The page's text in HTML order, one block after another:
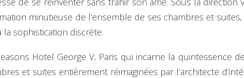
minutieuse de l’ensemble de ses chambres et
sophistication discrète.
Hotel George V, Paris qui incarne la quintessence
et suites entièrement réimaginées par l’architecte